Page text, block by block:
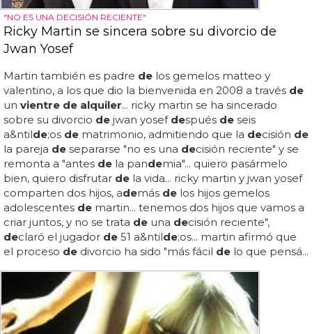
"NO ES UNA DECISIÓN RECIENTE"
Ricky Martin se sincera sobre su divorcio de
Jwan Yosef
Martin también es padre de los gemelos matteo y
valentino, a los que dio la bienvenida en 2008 a través de
un vientre de alquiler... ricky martin se ha sincerado
sobre su divorcio de jwan yosef después de seis
a&ntilde;os de matrimonio, admitiendo que la decisión de
la pareja de separarse "no es una decisión reciente" y se
remonta a "antes de la pandemia"... quiero pasármelo
bien, quiero disfrutar de la vida... ricky martin y jwan yosef
comparten dos hijos, además de los hijos gemelos
adolescentes de martin... tenemos dos hijos que vamos a
criar juntos, y no se trata de una decisión reciente",
declaró el jugador de 51 a&ntilde;os... martin afirmó que
el proceso de divorcio ha sido "más fácil de lo que pensá...